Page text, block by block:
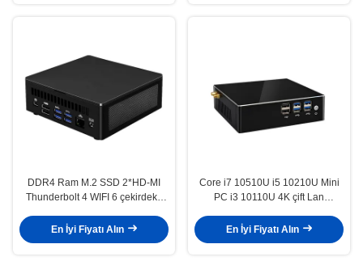
DDR4 Ram M.2 SSD 2*HD-MI
Thunderbolt 4 WIFI 6 çekirdekli
Win11 Oyun mini bilgisayarı
En İyi Fiyatı Alın
Core i7 10510U i5 10210U Mini
PC i3 ​​10110U 4K çift Lan
Win10 pro Linux WiFi Type-C ile
En İyi Fiyatı Alın